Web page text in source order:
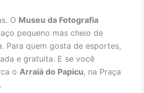
O Museu da Fotografia
pequeno mas cheio de
Para quem gosta de esportes,
e gratuita. E se você
o Arraiá do Papicu, na Praça